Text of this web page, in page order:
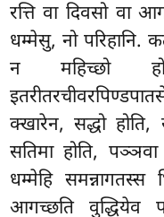
रत्ति वा दिवसो वा
धम्मेसु, नो
न महिच्छो
क्खारेन, सद्धो होति,
सतिमा होति,
धम्मेहि समन्नागतस्स
आगच्छति वुद्धियेव